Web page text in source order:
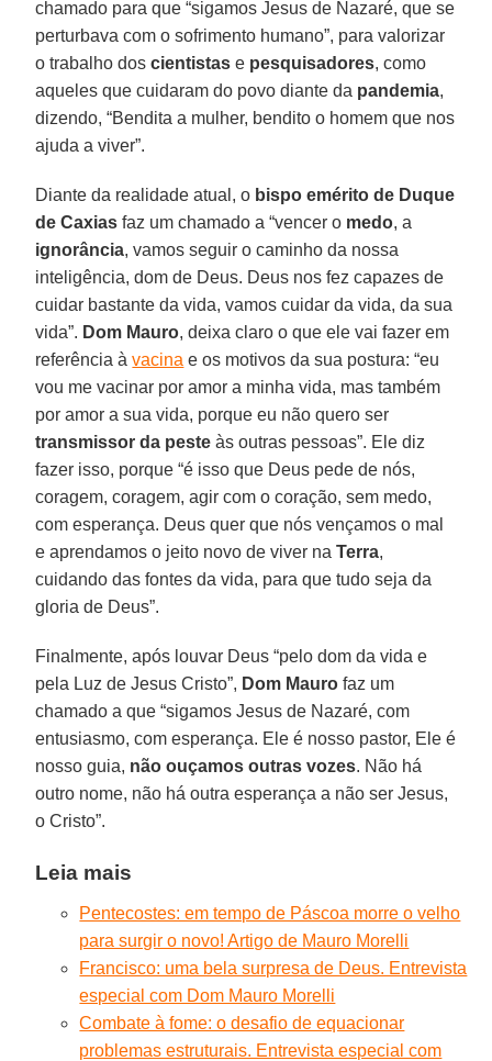
chamado para que “sigamos Jesus de Nazaré, que se
perturbava com o sofrimento humano”, para valorizar
o trabalho doscientistas e pesquisadores, como
aqueles que cuidaram do povo diante da pandemia,
dizendo, “Bendita a mulher, bendito o homem que nos
ajuda a viver”.
Diante da realidade atual, o bispo emérito de Duque
de Caxias faz um chamado a “vencer o medo, a
ignorância, vamos seguir o caminho da nossa
inteligência, dom de Deus. Deus nos fez capazes de
cuidar bastante da vida, vamos cuidar da vida, da sua
vida”. Dom Mauro, deixa claro o que ele vai fazer em
referência àvacina e os motivos da sua postura: “eu
vou me vacinar por amor a minha vida, mas também
por amor a sua vida, porque eu não quero ser
transmissor da peste às outras pessoas”. Ele diz
fazer isso, porque “é isso que Deus pede de nós,
coragem, coragem, agir com o coração, sem medo,
com esperança. Deus quer que nós vençamos o mal
e aprendamos o jeito novo de viver naTerra,
cuidando das fontes da vida, para que tudo seja da
gloria de Deus”.
Finalmente, após louvar Deus “pelo dom da vida e
pela Luz de Jesus Cristo”, Dom Mauro faz um
chamado a que “sigamos Jesus de Nazaré, com
entusiasmo, com esperança. Ele é nosso pastor, Ele é
nosso guia, não ouçamos outras vozes. Não há
outro nome, não há outra esperança a não ser Jesus,
o Cristo”.
Leia mais
Pentecostes: em tempo de Páscoa morre o velho
para surgir o novo! Artigo de Mauro Morelli
Francisco: uma bela surpresa de Deus. Entrevista
especial com Dom Mauro Morelli
Combate à fome: o desafio de equacionar
problemas estruturais. Entrevista especial com